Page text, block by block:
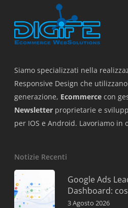
Siamo specializzati nella
Responsive Design che
generazione, Ecommerce con
Newsletter proprietarie e
per IOS e Android. Lavoriamo in
Notizie Recenti
Google Ads
Dashboard:
3 Agosto 2026